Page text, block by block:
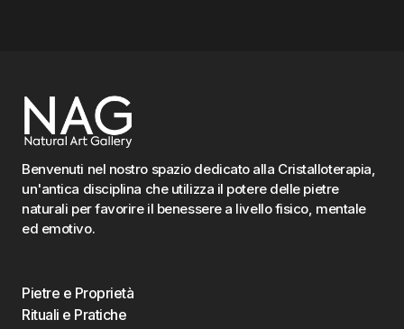
Benvenuti nel nostro spazio dedicato alla Cristalloterapia,
un'antica disciplina che utilizza il potere delle pietre
naturali per favorire il benessere a livello fisico, mentale
ed emotivo.
Pietre e Proprietà
Rituali e Pratiche